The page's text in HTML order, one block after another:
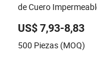
de Cuero
Gimnasio, Trekking,
Senderismo,
US$ 7,93-8,83
500 Piezas (MOQ)